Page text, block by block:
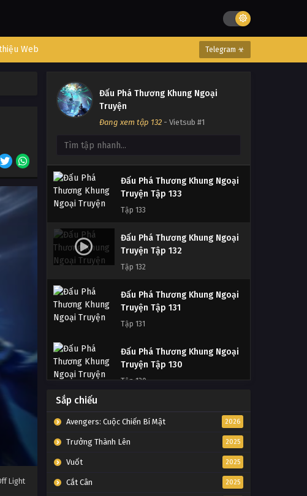
Web Telegram ☣
Light
Đấu Phá Thương Khung Ngoại
Truyện
Đang xem tập 132 - Vietsub #1
Đấu Phá Thương Khung Ngoại
Tập 136
Tập 135
Đấu Phá Thương Khung Ngoại
Đấu Phá Thương Khung Ngoại
Truyện Tập 133
Tập 133
Đấu Phá Thương Khung Ngoại
Truyện Tập 132
Tập 132
Đấu Phá Thương Khung Ngoại
Truyện Tập 131
Tập 131
Đấu Phá Thương Khung Ngoại
Truyện Tập 130
Tập 130
Truyện Tập 129
Tập 129
Đấu Phá Thương Khung Ngoại
Sắp chiếu
Avengers: Cuộc Chiến Bí Mật 2026
Trưởng Thành Lên 2025
Vuốt 2025
Cắt Cân 2025